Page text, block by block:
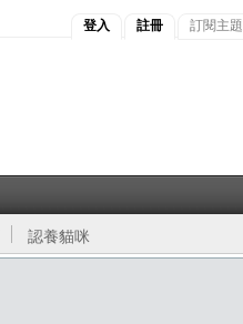
登入 註冊 訂閱主題
認養貓咪